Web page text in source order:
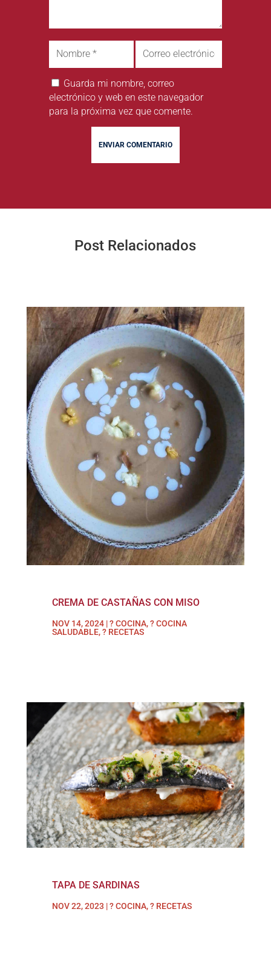
Guarda mi nombre, correo
electrónico y web en este navegador
para la próxima vez que comente.
ENVIAR COMENTARIO
Post Relacionados
CREMA DE CASTAÑAS CON MISO
NOV 14, 2024 |? COCINA,? COCINA
SALUDABLE,? RECETAS
TAPA DE SARDINAS
NOV 22, 2023 |? COCINA,? RECETAS